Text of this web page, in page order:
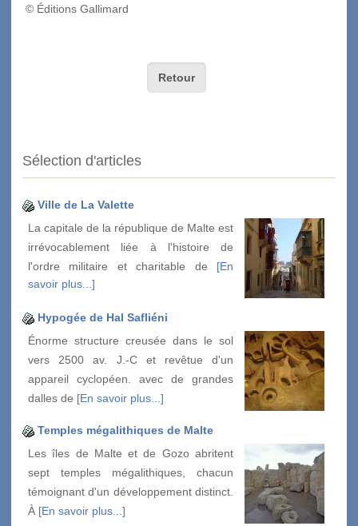
© Éditions Gallimard
Retour
Sélection d'articles
Ville de La Valette
La capitale de la république de Malte est
irrévocablement liée à l'histoire de
l'ordre militaire et charitable de [En
savoir plus...]
Hypogée de Hal Safliéni
Énorme structure creusée dans le sol
vers 2500 av. J.-C et revêtue d'un
appareil cyclopéen. avec de grandes
dalles de [En savoir plus...]
Temples mégalithiques de Malte
Les îles de Malte et de Gozo abritent
sept temples mégalithiques, chacun
témoignant d'un développement distinct.
À [En savoir plus...]